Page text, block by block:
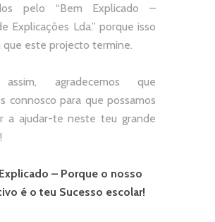
pelo “Bem Explicado –
Explicações Lda.” porque isso
que este projecto termine.
agradecemos que
connosco para que possamos
a ajudar-te neste teu grande
– Porque o nosso
é o teu Sucesso escolar!